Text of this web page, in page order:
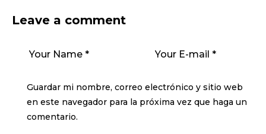
Leave a comment
Guardar mi nombre, correo electrónico y sitio web
en este navegador para la próxima vez que haga un
comentario.